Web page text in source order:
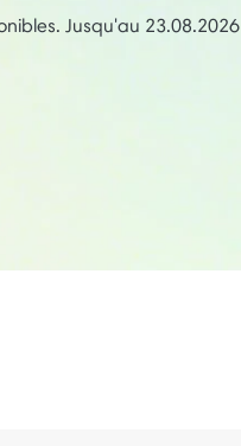
Jusqu'au 23.08.2026